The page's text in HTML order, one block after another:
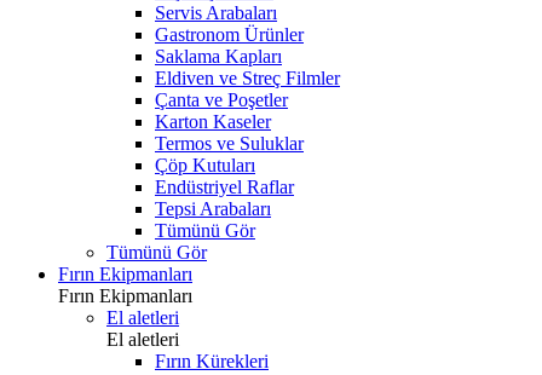
Servis Arabaları
Gastronom Ürünler
Saklama Kapları
Eldiven ve Streç Filmler
Çanta ve Poşetler
Karton Kaseler
Termos ve Suluklar
Çöp Kutuları
Endüstriyel Raflar
Tepsi Arabaları
Tümünü Gör
Tümünü Gör
Fırın Ekipmanları
Fırın Ekipmanları
El aletleri
El aletleri
Fırın Kürekleri